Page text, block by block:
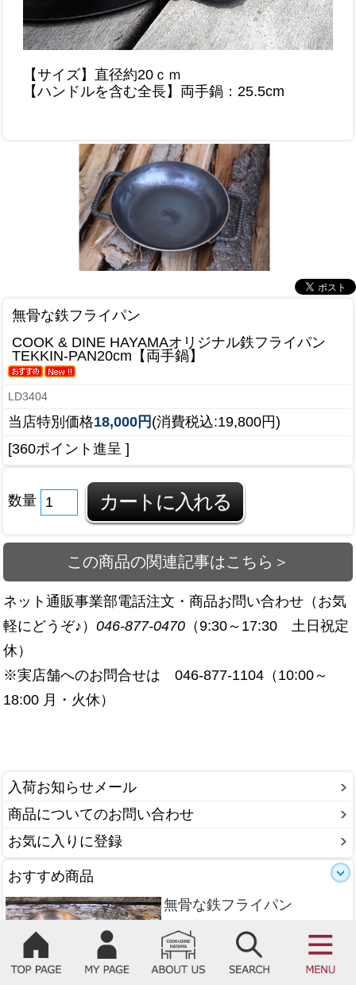
【サイズ】直径約20ｃｍ
【ハンドルを含む全長】両手鍋：25.5cm
無骨な鉄フライパン
COOK & DINE HAYAMAオリジナル鉄フライパン
TEKKIN-PAN20cm【両手鍋】
LD3404
当店特別価格18,000円 (消費税込:19,800円)
[360ポイント進呈 ]
数量
この商品の関連記事はこちら＞
ネット通販事業部電話注文・商品お問い合わせ（お気
軽にどうぞ♪） 046-877-0470 （9:30～17:30 土日祝定
休）
※実店舗へのお問合せは 046-877-1104（10:00～
18:00 月・火休）
入荷お知らせメール
商品についてのお問い合わせ
お気に入りに登録
おすすめ商品
無骨な鉄フライパン
COOK & DINE HAYAMAオ
リジナル鉄フライパン
TEKKIN-PAN20cm【フライ